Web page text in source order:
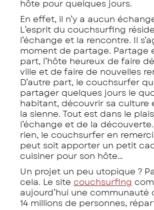
hôte pour quelques jours.
En effet, il n’y a aucun
L’esprit du couchsurfing
l’échange et la rencontre. Il
moment de partage. Partage
part, l’hôte heureux de faire
ville et de faire de nouvelles
D’autre part, le couchsurfer
partager quelques jours le
habitant, découvrir sa culture
la sienne. Tout est dans le
l’échange et de la découverte.
rien, le couchsurfer en
peut soit apporter un petit
cuisiner pour son hôte…
Un projet un peu utopique ?
cela. Le site couchsurfing
aujourd’hui une communauté
14 millions de personnes,